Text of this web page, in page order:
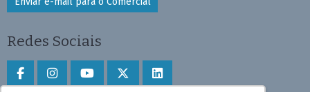
Redes Sociais